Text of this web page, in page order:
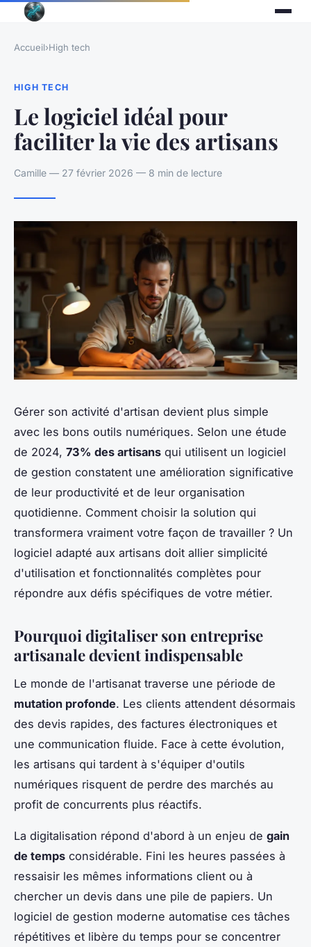
Accueil›High tech
HIGH TECH
Le logiciel idéal pour
faciliter la vie des artisans
Camille — 27 février 2026 — 8 min de lecture
Gérer son activité d'artisan devient plus simple
avec les bons outils numériques. Selon une étude
de 2024, 73% des artisans qui utilisent un logiciel
de gestion constatent une amélioration significative
de leur productivité et de leur organisation
quotidienne. Comment choisir la solution qui
transformera vraiment votre façon de travailler ? Un
logiciel adapté aux artisans doit allier simplicité
d'utilisation et fonctionnalités complètes pour
répondre aux défis spécifiques de votre métier.
Pourquoi digitaliser son entreprise
artisanale devient indispensable
Le monde de l'artisanat traverse une période de
mutation profonde. Les clients attendent désormais
des devis rapides, des factures électroniques et
une communication fluide. Face à cette évolution,
les artisans qui tardent à s'équiper d'outils
numériques risquent de perdre des marchés au
profit de concurrents plus réactifs.
La digitalisation répond d'abord à un enjeu de gain
de temps considérable. Fini les heures passées à
ressaisir les mêmes informations client ou à
chercher un devis dans une pile de papiers. Un
logiciel de gestion moderne automatise ces tâches
répétitives et libère du temps pour se concentrer